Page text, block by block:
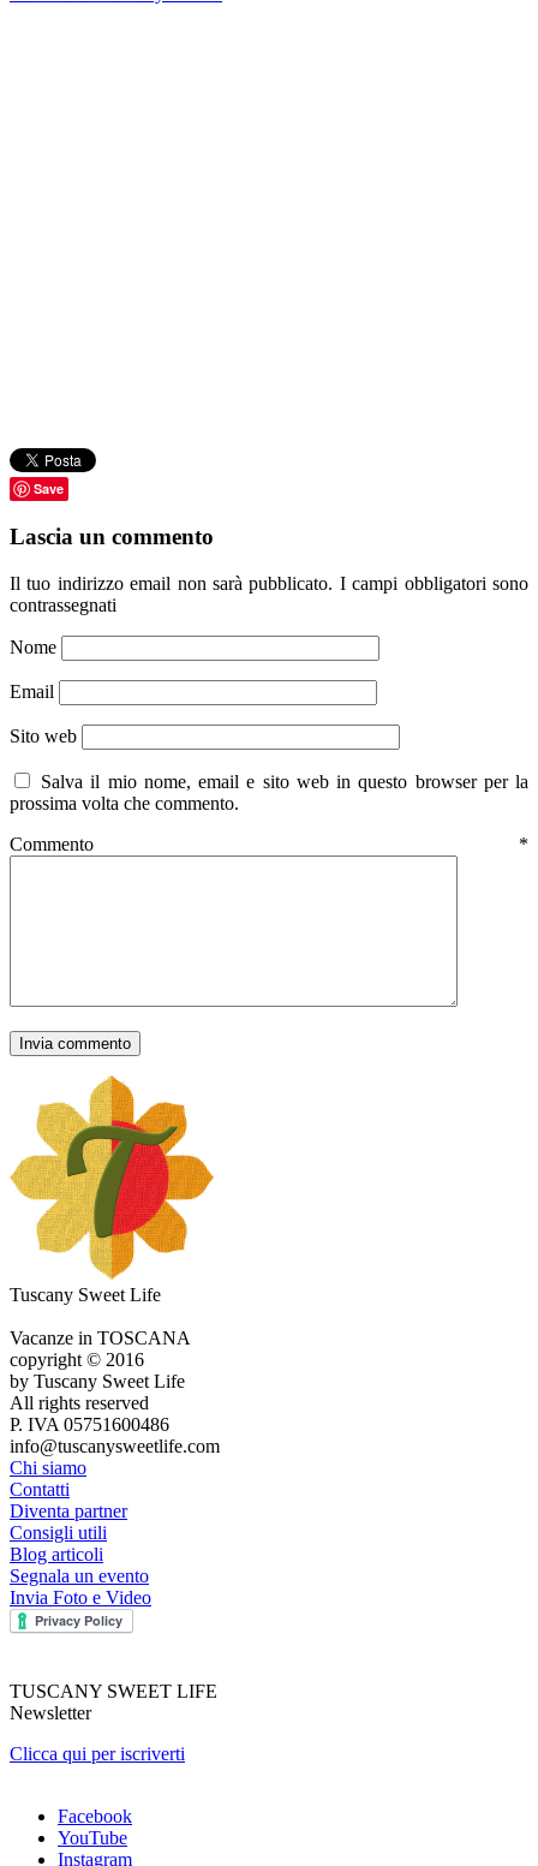
Save
Lascia un commento
Il tuo indirizzo email non sarà pubblicato. I campi obbligatori sono
contrassegnati
Nome
Email
Sito web
Salva il mio nome, email e sito web in questo browser per la
prossima volta che commento.
Commento *
Tuscany Sweet Life
Vacanze in TOSCANA
copyright © 2016
by Tuscany Sweet Life
All rights reserved
P. IVA 05751600486
info@tuscanysweetlife.com
Chi siamo
Contatti
Diventa partner
Consigli utili
Blog articoli
Segnala un evento
Invia Foto e Video
TUSCANY SWEET LIFE
Newsletter
Clicca qui per iscriverti
Facebook
YouTube
Instagram